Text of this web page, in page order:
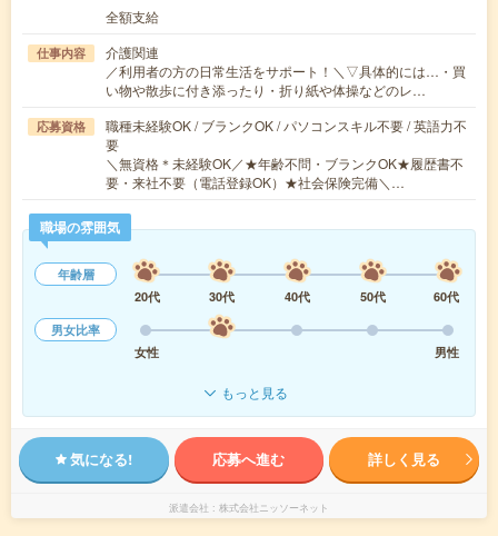
全額支給
仕事内容
介護関連
／利用者の方の日常生活をサポート！＼▽具体的には…・買
い物や散歩に付き添ったり・折り紙や体操などのレ…
応募資格
職種未経験OK / ブランクOK / パソコンスキル不要 / 英語力不
要
＼無資格＊未経験OK／★年齢不問・ブランクOK★履歴書不
要・来社不要（電話登録OK）★社会保険完備＼…
職場の雰囲気
年齢層
20代
30代 40代 50代
60代
男女比率
女性
男性
もっと見る
気になる! 応募へ進む 詳しく見る
派遣会社 株式会社ニッソーネット